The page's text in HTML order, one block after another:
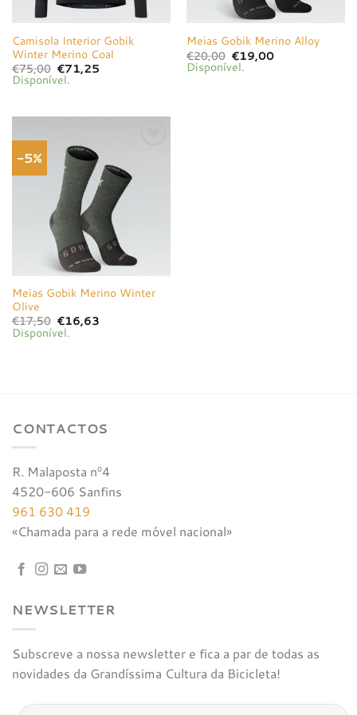
Camisola Interior Gobik
Winter Merino Coal
€75,00 O
preço
original
€71,25O
Disponível.
Meias Gobik Merino Alloy
€20,00 O
preço
original
€19,00O
Disponível.
-5%
à lista de
desejos
Meias Gobik Merino Winter
Olive
€17,50 O
preço
original
€16,63O
Disponível.
CONTACTOS
R. Malaposta nº4
4520-606 Sanfins
961 630 419
«Chamada para a rede móvel nacional»
NEWSLETTER
Subscreve a nossa newsletter e fica a par de todas as
novidades da Grandíssima Cultura da Bicicleta!